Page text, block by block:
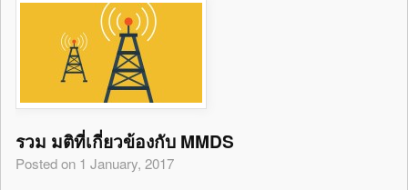
รวม มติที่เกี่ยวข้องกับ MMDS
Posted on 1 January, 2017